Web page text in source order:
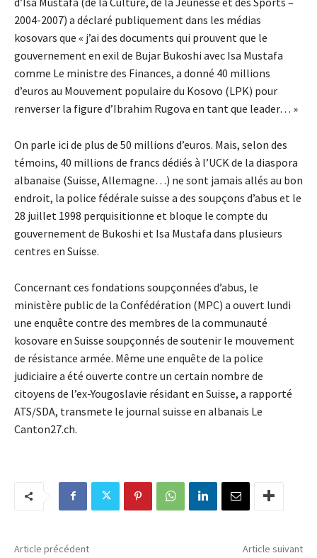
2004-2007) a déclaré publiquement dans les médias
kosovars que « j’ai des documents qui prouvent que le
gouvernement en exil de Bujar Bukoshi avec Isa Mustafa
comme Le ministre des Finances, a donné 40 millions
d’euros au Mouvement populaire du Kosovo (LPK) pour
renverser la figure d’Ibrahim Rugova en tant que leader… »
On parle ici de plus de 50 millions d’euros. Mais, selon des
témoins, 40 millions de francs dédiés à l’UCK de la diaspora
albanaise (Suisse, Allemagne…) ne sont jamais allés au bon
endroit, la police fédérale suisse a des soupçons d’abus et le
28 juillet 1998 perquisitionne et bloque le compte du
gouvernement de Bukoshi et Isa Mustafa dans plusieurs
centres en Suisse.
Concernant ces fondations soupçonnées d’abus, le
ministère public de la Confédération (MPC) a ouvert lundi
une enquête contre des membres de la communauté
kosovare en Suisse soupçonnés de soutenir le mouvement
de résistance armée. Même une enquête de la police
judiciaire a été ouverte contre un certain nombre de
citoyens de l’ex-Yougoslavie résidant en Suisse, a rapporté
ATS/SDA, transmete le journal suisse en albanais Le
Canton27.ch.
Article précédent Article suivant